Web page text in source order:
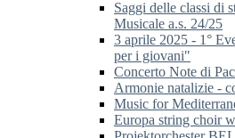
Saggi delle classi di
Musicale a.s. 24/25
3 aprile 2025 - 1°
per i giovani"
Concerto Note di
Armonie natalizie -
Music for
Europa string choir